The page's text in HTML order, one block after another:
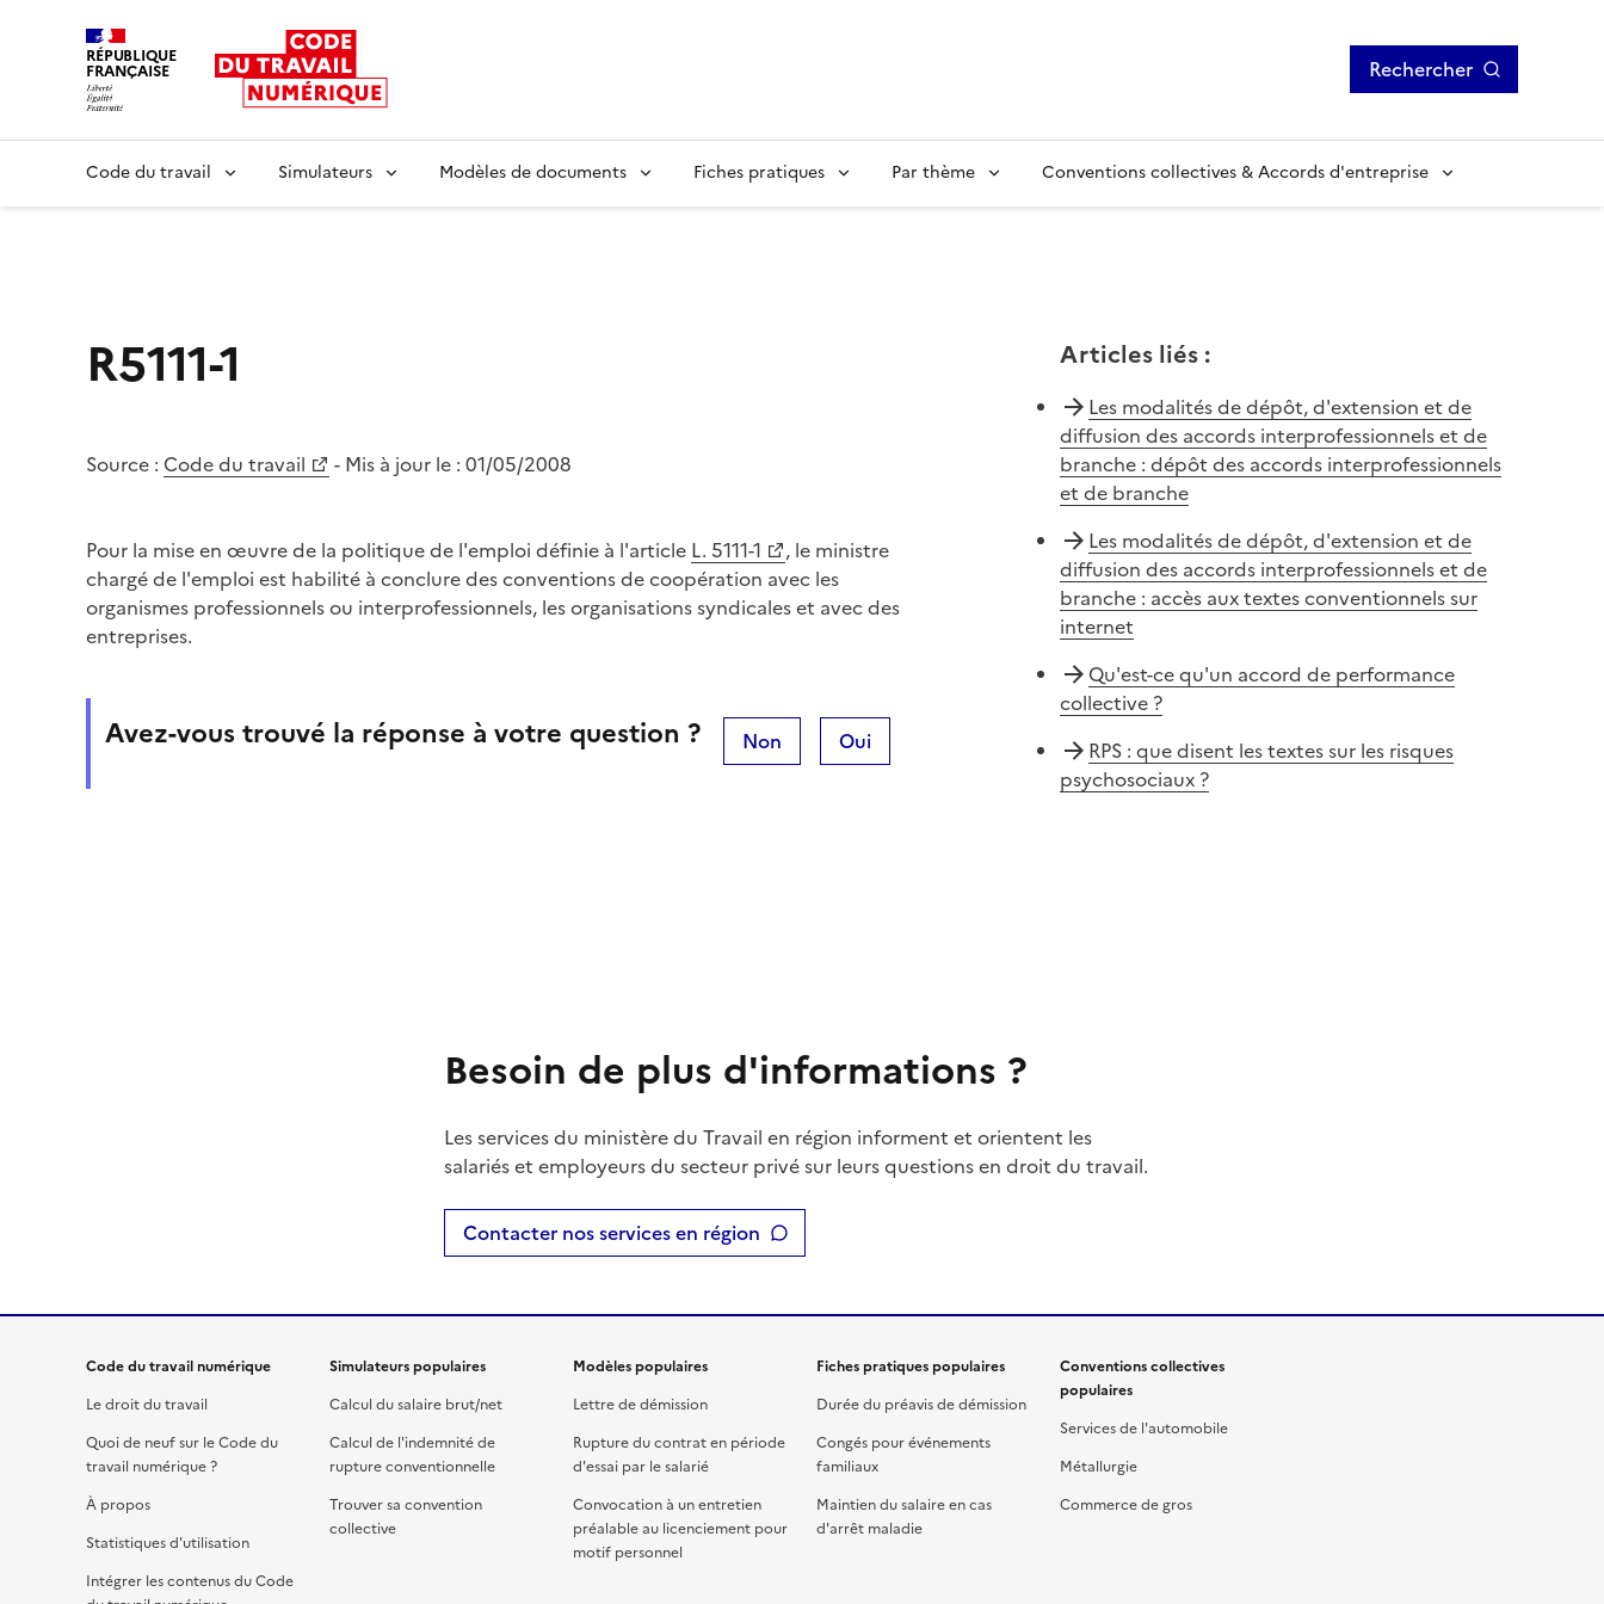
RÉPUBLIQUE
FRANÇAISE Rechercher
Code du travail Simulateurs Modèles de documents Fiches pratiques Par thème Conventions collectives & Accords d'entreprise
R5111-1
Source : Code du travail - Mis à jour le : 01/05/2008
Pour la mise en œuvre de la politique de l'emploi définie à l'article L. 5111-1
, le ministre
chargé de l'emploi est habilité à conclure des conventions de coopération avec les
organismes professionnels ou interprofessionnels, les organisations syndicales et avec des
entreprises.
Avez-vous trouvé la réponse à votre question ? Non Oui
Articles liés:
Les modalités de dépôt, d'extension et de
diffusion des accords interprofessionnels et de
branche : dépôt des accords interprofessionnels
et de branche
Les modalités de dépôt, d'extension et de
diffusion des accords interprofessionnels et de
branche : accès aux textes conventionnels sur
internet
Qu'est-ce qu'un accord de performance
collective ?
RPS : que disent les textes sur les risques
psychosociaux ?
Besoin de plus d'informations ?
Les services du ministère du Travail en région informent et orientent les
salariés et employeurs du secteur privé sur leurs questions en droit du travail.
Contacter nos services en région
Code du travail numérique
Le droit du travail
Quoi de neuf sur le Code du
travail numérique ?
À propos
Statistiques d'utilisation
Intégrer les contenus du Code
Simulateurs populaires
Calcul du salaire brut/net
Calcul de l'indemnité de
rupture conventionnelle
Trouver sa convention
collective
Modèles populaires
Lettre de démission
Rupture du contrat en période
d'essai par le salarié
Convocation à un entretien
préalable au licenciement pour
motif personnel
Fiches pratiques populaires
Durée du préavis de démission
Congés pour événements
familiaux
Maintien du salaire en cas
d'arrêt maladie
Conventions collectives
populaires
Services de l'automobile
Métallurgie
Commerce de gros